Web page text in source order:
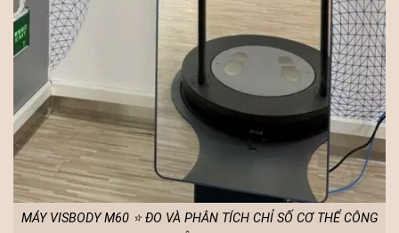
MÁY VISBODY M60 ⭐ ĐO VÀ PHÂN TÍCH CHỈ SỐ CƠ THỂ CÔNG